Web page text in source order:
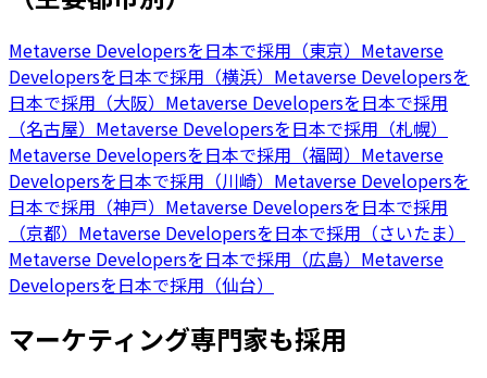
Metaverse Developersを日本で採用（東京） Metaverse
Developersを日本で採用（横浜） Metaverse Developersを
日本で採用（大阪） Metaverse Developersを日本で採用
（名古屋） Metaverse Developersを日本で採用（札幌）
Metaverse Developersを日本で採用（福岡） Metaverse
Developersを日本で採用（川崎） Metaverse Developersを
日本で採用（神戸） Metaverse Developersを日本で採用
（京都） Metaverse Developersを日本で採用（さいたま）
Metaverse Developersを日本で採用（広島） Metaverse
Developersを日本で採用（仙台）
マーケティング専門家も採用